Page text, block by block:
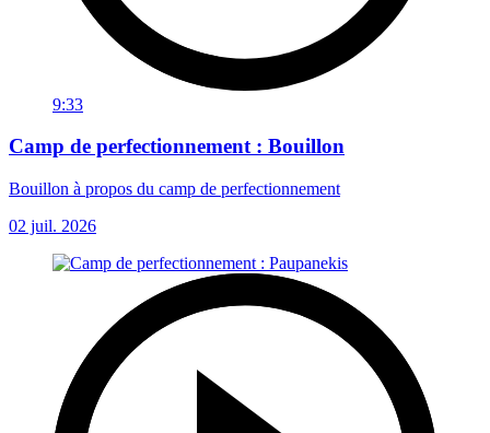
9:33
Camp de perfectionnement : Bouillon
Bouillon à propos du camp de perfectionnement
02 juil. 2026